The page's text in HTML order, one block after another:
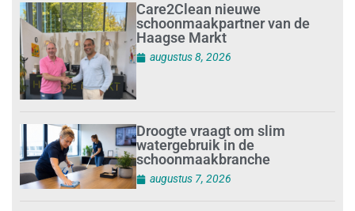
Care2Clean nieuwe
schoonmaakpartner van de
Haagse Markt
augustus 8, 2026
Droogte vraagt om slim
watergebruik in de
schoonmaakbranche
augustus 7, 2026